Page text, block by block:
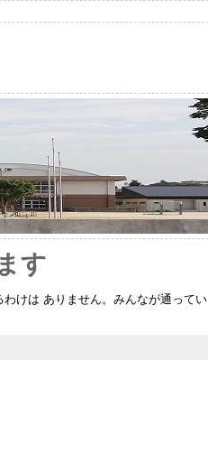
す
けは ありません。みんなが通ってい